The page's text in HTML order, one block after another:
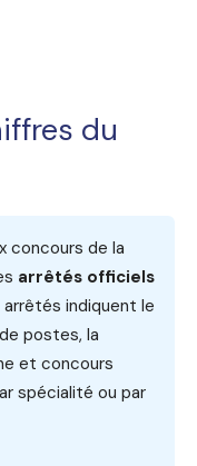
du
concours de la
arrêtés officiels
arrêtés indiquent le
postes, la
et concours
spécialité ou par